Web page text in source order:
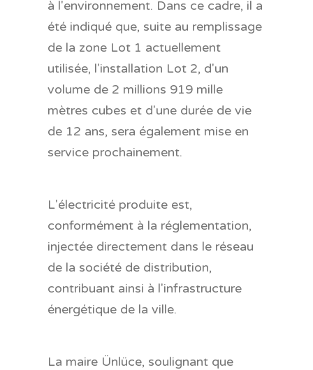
à l'environnement. Dans ce cadre, il a
été indiqué que, suite au remplissage
de la zone Lot 1 actuellement
utilisée, l'installation Lot 2, d'un
volume de 2 millions 919 mille
mètres cubes et d'une durée de vie
de 12 ans, sera également mise en
service prochainement.
L'électricité produite est,
conformément à la réglementation,
injectée directement dans le réseau
de la société de distribution,
contribuant ainsi à l'infrastructure
énergétique de la ville.
La maire Ünlüce, soulignant que